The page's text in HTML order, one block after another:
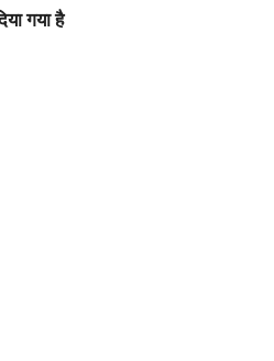
गया है